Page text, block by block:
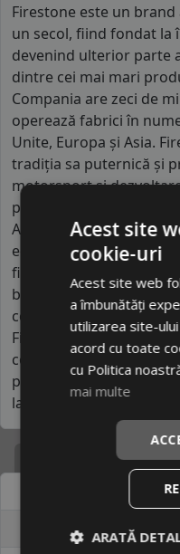
Firestone este un
un secol, fiind fondat la
devenind ulterior parte
dintre cei mai mari
Compania are zeci de
operează fabrici în
Unite, Europa și Asia.
tradiția sa puternică și
motorsport și
permis să acumuleze o
Anvelopele sale sunt
echilibru între confort,
fiind poziționate ca o
brandurile premium din
comparație cu alte
Firestone beneficiază
companiei-mamă, dar
produse fiabile și
largă de vehicule și
Specificatii
Cod produs
Acest site
cookie-uri
Acest site web
a îmbunătăți
utilizarea site-
acord cu toate
cu Politica
mai multe
ARATĂ